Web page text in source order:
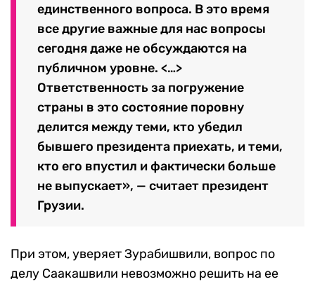
единственного вопроса. В это время
все другие важные для нас вопросы
сегодня даже не обсуждаются на
публичном уровне. <…>
Ответственность за погружение
страны в это состояние поровну
делится между теми, кто убедил
бывшего президента приехать, и теми,
кто его впустил и фактически больше
не выпускает», — считает президент
Грузии.
При этом, уверяет Зурабишвили, вопрос по
делу Саакашвили невозможно решить на ее